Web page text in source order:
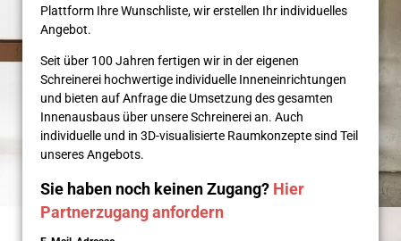
Plattform Ihre Wunsch­liste, wir erstellen Ihr individuelles
Angebot.
Seit über 100 Jahren fertigen wir in der eigenen
Schreinerei hochwertige individuelle Inneneinrichtungen
und bieten auf Anfrage die Umsetzung des gesamten
Innenausbaus über unsere Schreinerei an. Auch
individuelle und in 3D-visualisierte Raumkonzepte sind Teil
unseres Angebots.
Sie haben noch keinen Zugang? Hier
Partnerzugang anfordern